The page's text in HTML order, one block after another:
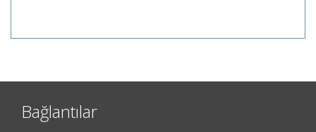
Bağlantılar